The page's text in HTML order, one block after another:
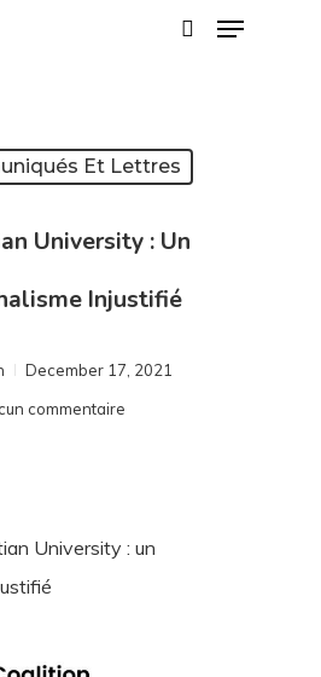
Menu
Et Lettres
University : Un
Injustifié
December 17, 2021
commentaire
University : un